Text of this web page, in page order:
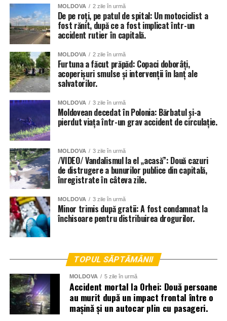
MOLDOVA 2 zile în urmă
De pe roți, pe patul de spital: Un motociclist a
fost rănit, după ce a fost implicat într-un
accident rutier în capitală.
MOLDOVA 2 zile în urmă
Furtuna a făcut prăpăd: Copaci doborâți,
acoperișuri smulse și intervenții în lanț ale
salvatorilor.
MOLDOVA 3 zile în urmă
Moldovean decedat în Polonia: Bărbatul și-a
pierdut viața într-un grav accident de circulație.
MOLDOVA 3 zile în urmă
/VIDEO/ Vandalismul la el „acasă”: Două cazuri
de distrugere a bunurilor publice din capitală,
înregistrate în câteva zile.
MOLDOVA 3 zile în urmă
Minor trimis după gratii: A fost condamnat la
închisoare pentru distribuirea drogurilor.
TOPUL SĂPTĂMÂNII
MOLDOVA 5 zile în urmă
Accident mortal la Orhei: Două persoane
au murit după un impact frontal între o
mașină și un autocar plin cu pasageri.